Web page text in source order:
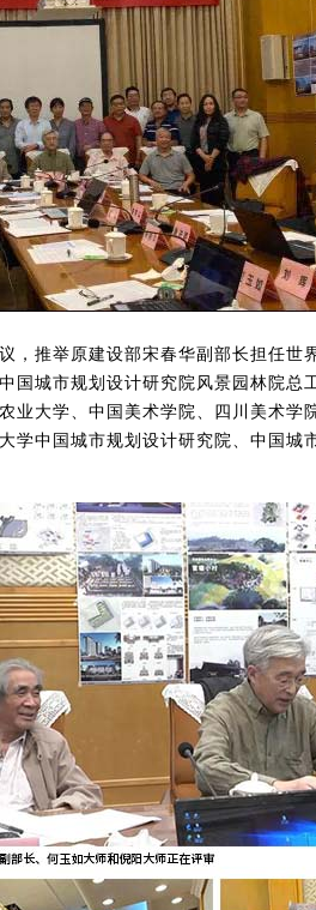
推举原建设部宋春华副部长担任
城市规划设计研究院风景园林院
大学、中国美术学院、四川美术
中国城市规划设计研究院、中国